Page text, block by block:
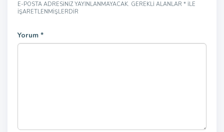
E-POSTA ADRESINIZ YAYINLANMAYACAK. GEREKLI ALANLAR * ILE
IŞARETLENMIŞLERDIR
Yorum *